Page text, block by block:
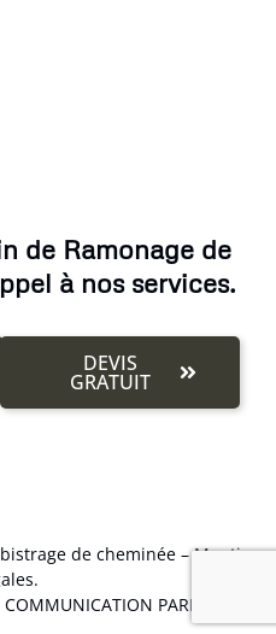
de Ramonage de
à nos services.
DEVIS
GRATUIT
de cheminée –Mentions
.
PARIS